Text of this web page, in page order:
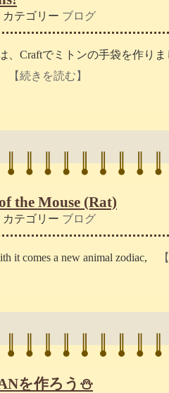
テゴリー ブログ
、Craftでミトンの手袋を作り
【続きを読む】
the Mouse (Rat)
テゴリー ブログ
it comes a new animal zodiac, 【
を作ろう⛄️